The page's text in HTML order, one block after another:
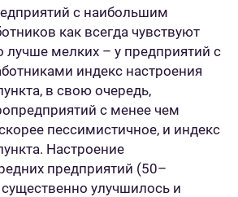
с наибольшим
как всегда чувствуют
лучше мелких – у предприятий с
индекс настроения
в свою очередь,
с менее чем
пессимистичное, и индекс
Настроение
предприятий (50–
улучшилось и